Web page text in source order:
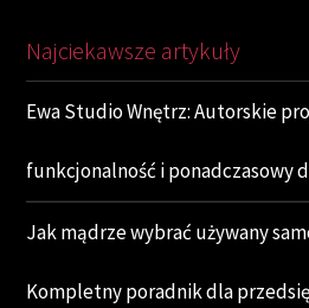
Najciekawsze artykuły
Ewa Studio Wnętrz: Autorskie
funkcjonalność i ponadczasowy
Jak mądrze wybrać używany
Kompletny poradnik dla